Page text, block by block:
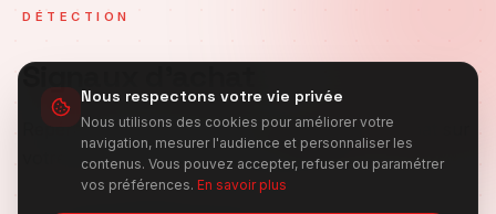
DÉTECTION
Signaux d'achat
Repérage temps réel des comportements d'achat sur
votre site, avant qu'ils ne disparaissent.
Nous respectons votre vie privée
Nous utilisons des cookies pour améliorer votre
navigation, mesurer l'audience et personnaliser les
contenus. Vous pouvez accepter, refuser ou paramétrer
vos préférences. En savoir plus